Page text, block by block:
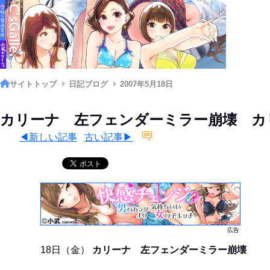
サイトトップ 日記ブログ 2007年5月18日
カリーナ 左フェンダーミラー崩壊 カ
◀新しい記事 古い記事▶
広告
18日（金） カリーナ 左フェンダーミラー崩壊